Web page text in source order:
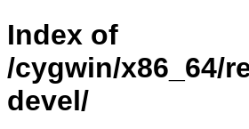
Index of
/cygwin/x86_64/
devel/